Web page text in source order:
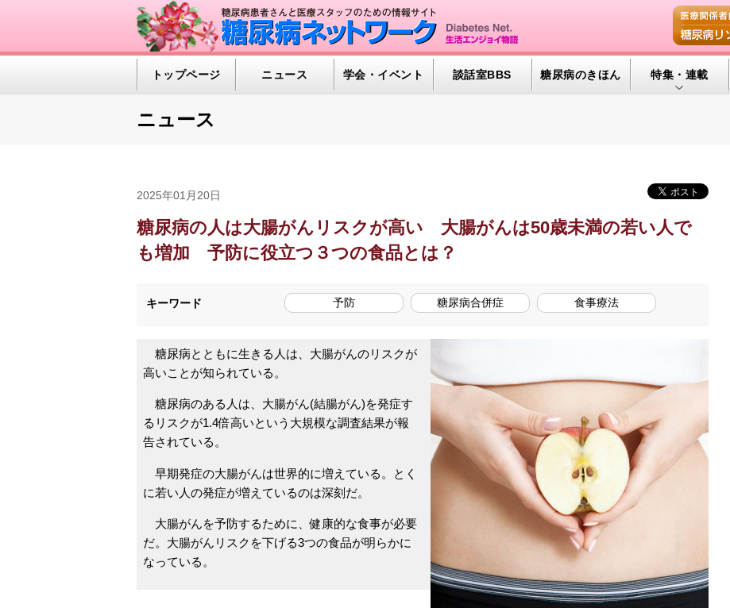
トップページ ニュース 学会・イベント 談話室BBS 糖尿病のきほん 特集・連載
特集・連載 一覧へ
ニュース
2025年01月20日
糖尿病の人は大腸がんリスクが高い 大腸がんは50歳未満の若い人で
も増加 予防に役立つ３つの食品とは？
キーワード 予防 糖尿病合併症 食事療法
糖尿病とともに生きる人は、大腸がんのリスクが
高いことが知られている。
糖尿病のある人は、大腸がん(結腸がん)を発症す
るリスクが1.4倍高いという大規模な調査結果が報
告されている。
早期発症の大腸がんは世界的に増えている。とく
に若い人の発症が増えているのは深刻だ。
大腸がんを予防するために、健康的な食事が必要
だ。大腸がんリスクを下げる3つの食品が明らかに
なっている。